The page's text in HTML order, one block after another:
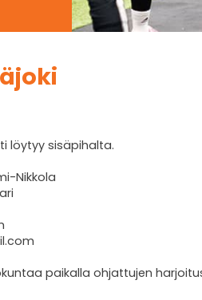
löytyy sisäpihalta.
Nikkola
paikalla ohjattujen